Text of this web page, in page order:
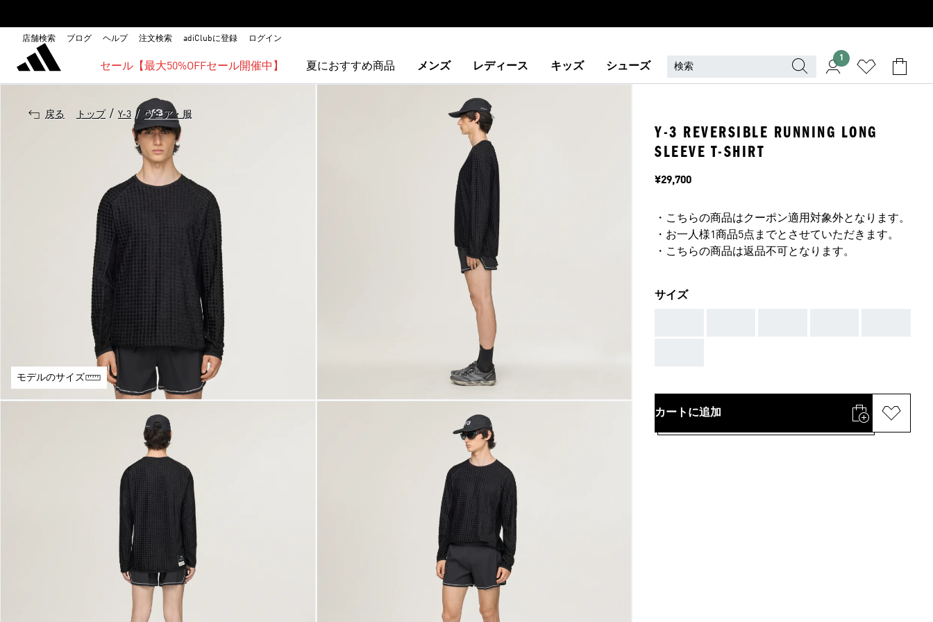
店舗検索 ブログ ヘルプ 注文検索 adiClubに登録 ログイン
セール【最大50%OFFセール開催中】 夏におすすめ商品 メンズ レディース キッズ シューズ
1
戻る トップ / Y-3 / ウェア・服
モデルのサイズ
Y-3 REVERSIBLE RUNNING LONG
SLEEVE T-SHIRT
価格
¥29,700
・こちらの商品はクーポン適用対象外となります。
・お一人様1商品5点までとさせていただきます。
・こちらの商品は返品不可となります。
サイズ
カートに追加